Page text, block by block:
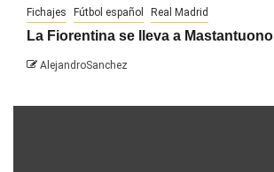
Fichajes Fútbol español Real Madrid
La Fiorentina se lleva a Mastantuono
AlejandroSanchez